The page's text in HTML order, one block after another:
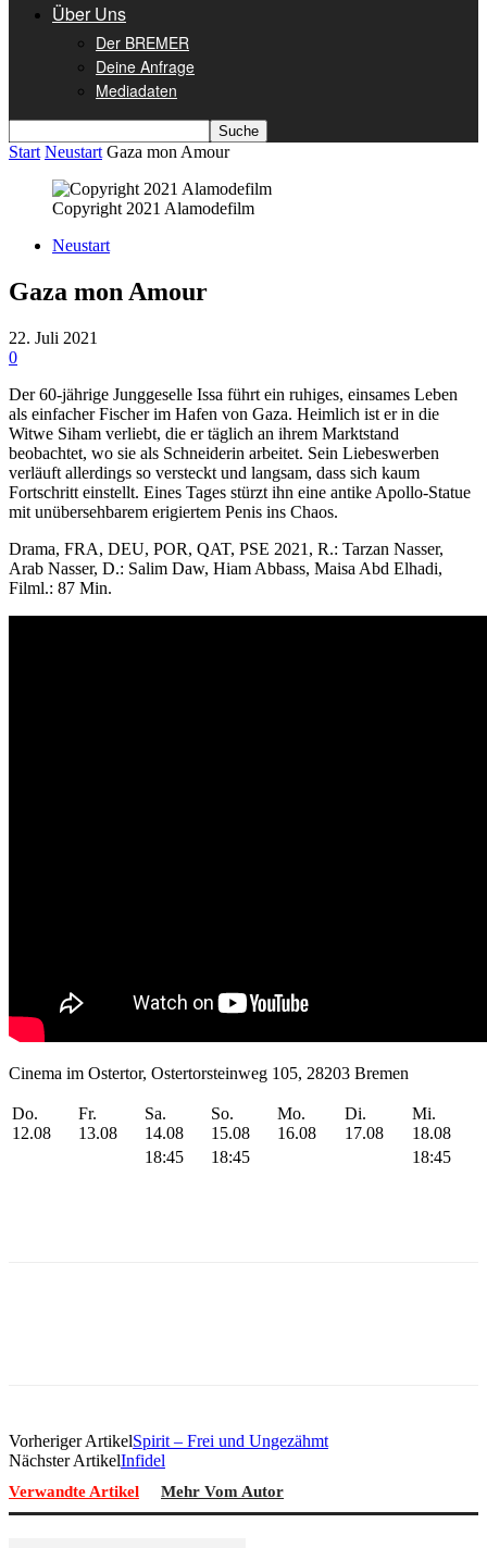
Über Uns
Der BREMER
Deine Anfrage
Mediadaten
Start Neustart Gaza mon Amour
Copyright 2021 Alamodefilm
Neustart
Gaza mon Amour
22. Juli 2021
0
Der 60-jährige Junggeselle Issa führt ein ruhiges, einsames Leben
als einfacher Fischer im Hafen von Gaza. Heimlich ist er in die
Witwe Siham verliebt, die er täglich an ihrem Marktstand
beobachtet, wo sie als Schneiderin arbeitet. Sein Liebeswerben
verläuft allerdings so versteckt und langsam, dass sich kaum
Fortschritt einstellt. Eines Tages stürzt ihn eine antike Apollo-Statue
mit unübersehbarem erigiertem Penis ins Chaos.
Drama, FRA, DEU, POR, QAT, PSE 2021, R.: Tarzan Nasser,
Arab Nasser, D.: Salim Daw, Hiam Abbass, Maisa Abd Elhadi,
Filml.: 87 Min.
Cinema im Ostertor, Ostertorsteinweg 105, 28203 Bremen
Do.
12.08
Fr.
13.08
Sa.
14.08
So.
15.08
Mo.
16.08
Di.
17.08
Mi.
18.08
18:45
18:45 18:45
Vorheriger ArtikelSpirit – Frei und Ungezähmt
Nächster ArtikelInfidel
Verwandte Artikel Mehr Vom Autor